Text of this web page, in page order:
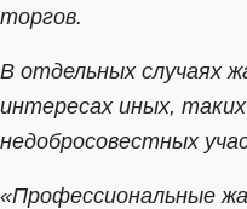
торгов.
В отдельных случаях
интересах иных,
недобросовестных
«Профессиональные